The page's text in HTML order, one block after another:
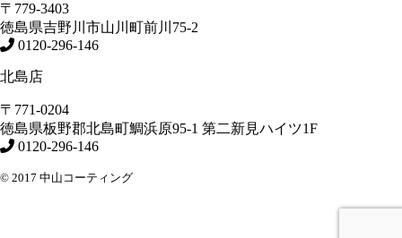
〒779-3403
徳島県吉野川市山川町前川75-2
0120-296-146
北島店
〒771-0204
徳島県板野郡北島町鯛浜原95-1 第二新見ハイツ1F
0120-296-146
© 2017 中山コーティング